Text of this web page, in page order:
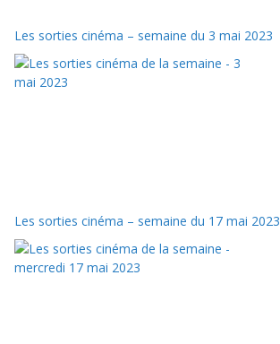
Les sorties cinéma – semaine du 3 mai 2023
Les sorties cinéma – semaine du 17 mai 2023